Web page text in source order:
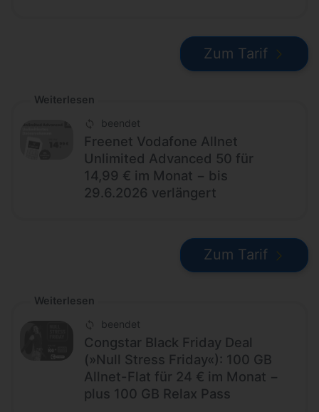
Zum Tarif
Weiterlesen
beendet
Freenet Vodafone Allnet
Unlimited Advanced 50 für
14,99 € im Monat − bis
29.6.2026 verlängert
Zum Tarif
Weiterlesen
beendet
Congstar Black Friday Deal
(»Null Stress Friday«): 100 GB
Allnet-Flat für 24 € im Monat −
plus 100 GB Relax Pass